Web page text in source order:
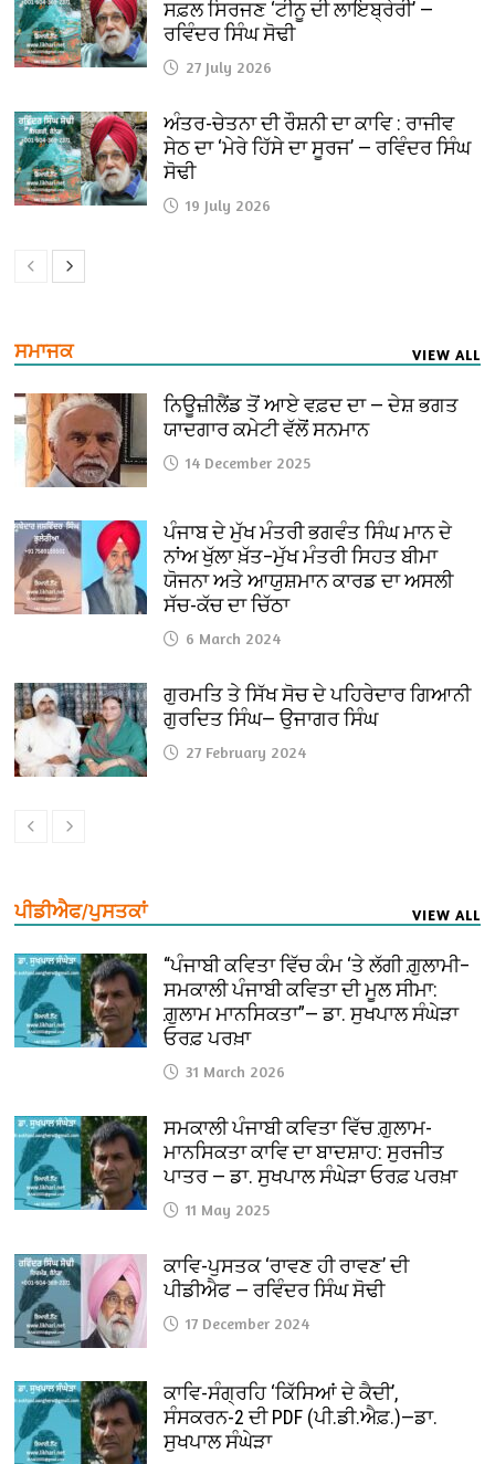
ਸਫ਼ਲ ਸਿਰਜਣ ‘ਟੀਨੂ ਦੀ ਲਾਇਬ੍ਰੇਰੀ’ —
ਰਵਿੰਦਰ ਸਿੰਘ ਸੋਢੀ
27 July 2026
ਅੰਤਰ-ਚੇਤਨਾ ਦੀ ਰੌਸ਼ਨੀ ਦਾ ਕਾਵਿ : ਰਾਜੀਵ
ਸੇਠ ਦਾ ‘ਮੇਰੇ ਹਿੱਸੇ ਦਾ ਸੂਰਜ’ — ਰਵਿੰਦਰ ਸਿੰਘ
ਸੋਢੀ
19 July 2026
ਸਮਾਜਕ VIEW ALL
ਨਿਊਜ਼ੀਲੈਂਡ ਤੋਂ ਆਏ ਵਫ਼ਦ ਦਾ — ਦੇਸ਼ ਭਗਤ
ਯਾਦਗਾਰ ਕਮੇਟੀ ਵੱਲੋਂ ਸਨਮਾਨ
14 December 2025
ਪੰਜਾਬ ਦੇ ਮੁੱਖ ਮੰਤਰੀ ਭਗਵੰਤ ਸਿੰਘ ਮਾਨ ਦੇ
ਨਾਂਅ ਖੁੱਲਾ ਖ਼ੱਤ–ਮੁੱਖ ਮੰਤਰੀ ਸਿਹਤ ਬੀਮਾ
ਯੋਜਨਾ ਅਤੇ ਆਯੁਸ਼ਮਾਨ ਕਾਰਡ ਦਾ ਅਸਲੀ
ਸੱਚ-ਕੱਚ ਦਾ ਚਿੱਠਾ
6 March 2024
ਗੁਰਮਤਿ ਤੇ ਸਿੱਖ ਸੋਚ ਦੇ ਪਹਿਰੇਦਾਰ ਗਿਆਨੀ
ਗੁਰਦਿਤ ਸਿੰਘ— ਉਜਾਗਰ ਸਿੰਘ
27 February 2024
ਪੀਡੀਐਫ/ਪੁਸਤਕਾਂ VIEW ALL
“ਪੰਜਾਬੀ ਕਵਿਤਾ ਵਿੱਚ ਕੰਮ ‘ਤੇ ਲੱਗੀ ਗ਼ੁਲਾਮੀ–
ਸਮਕਾਲੀ ਪੰਜਾਬੀ ਕਵਿਤਾ ਦੀ ਮੂਲ ਸੀਮਾ:
ਗ਼ੁਲਾਮ ਮਾਨਸਿਕਤਾ”— ਡਾ. ਸੁਖਪਾਲ ਸੰਘੇੜਾ
ਓਰਫ਼ ਪਰਖ਼ਾ
31 March 2026
ਸਮਕਾਲੀ ਪੰਜਾਬੀ ਕਵਿਤਾ ਵਿੱਚ ਗ਼ੁਲਾਮ-
ਮਾਨਸਿਕਤਾ ਕਾਵਿ ਦਾ ਬਾਦਸ਼ਾਹ: ਸੁਰਜੀਤ
ਪਾਤਰ — ਡਾ. ਸੁਖਪਾਲ ਸੰਘੇੜਾ ਓਰਫ਼ ਪਰਖ਼ਾ
11 May 2025
ਕਾਵਿ-ਪੁਸਤਕ ‘ਰਾਵਣ ਹੀ ਰਾਵਣ’ ਦੀ
ਪੀਡੀਐਫ — ਰਵਿੰਦਰ ਸਿੰਘ ਸੋਢੀ
17 December 2024
ਕਾਵਿ-ਸੰਗ੍ਰਹਿ ‘ਕਿੱਸਿਆਂ ਦੇ ਕੈਦੀ’,
ਸੰਸਕਰਨ-2 ਦੀ PDF (ਪੀ.ਡੀ.ਐਫ਼.)—ਡਾ.
ਸੁਖਪਾਲ ਸੰਘੇੜਾ